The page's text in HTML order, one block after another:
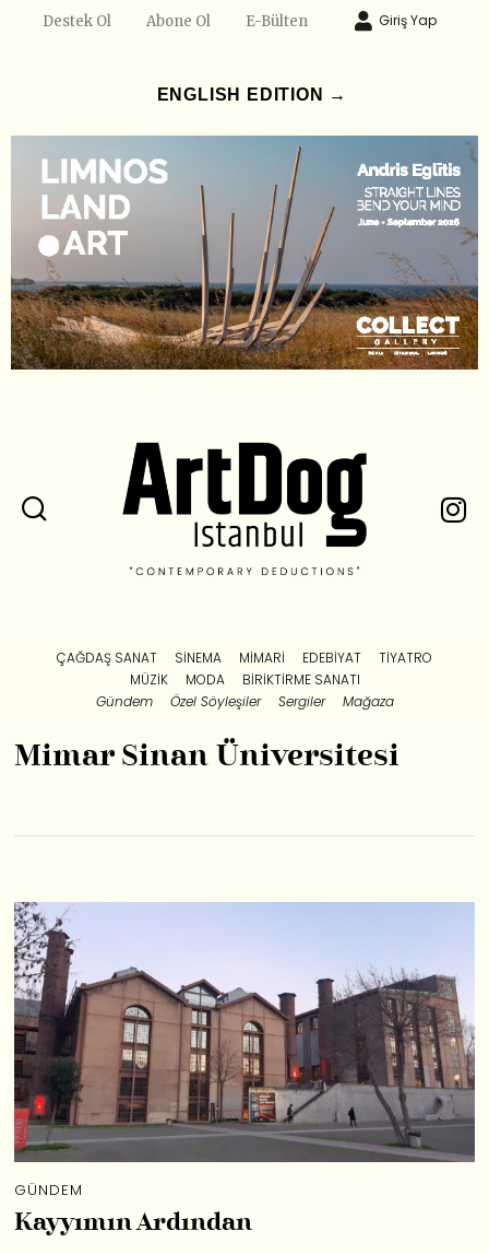
Destek Ol Abone Ol E-Bülten Giriş Yap
ENGLISH EDITION →
ÇAĞDAŞ SANAT SINEMA MIMARI EDEBIYAT
TIYATRO
MÜZIK
MODA
BIRIKTIRME SANATI
Gündem
Özel Söyleşiler Sergiler Mağaza
Mimar Sinan Üniversitesi
GÜNDEM
Kayyımın Ardından